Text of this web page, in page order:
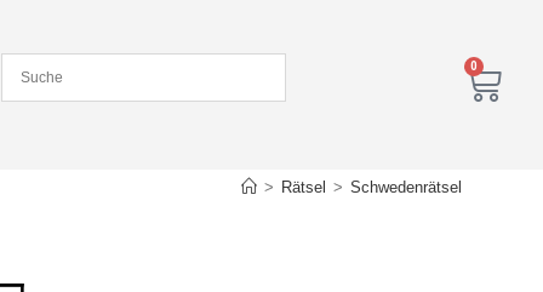
0
> Rätsel > Schwedenrätsel